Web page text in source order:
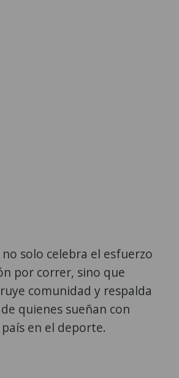
no solo celebra el esfuerzo
por correr, sino que
comunidad y respalda
quienes sueñan con
en el deporte.